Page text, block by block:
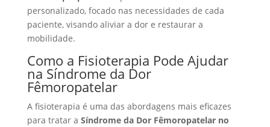
personalizado, focado nas necessidades de cada
paciente, visando aliviar a dor e restaurar a
mobilidade.
Como a Fisioterapia Pode Ajudar
na Síndrome da Dor
Fêmoropatelar
A fisioterapia é uma das abordagens mais eficazes
para tratar a Síndrome da Dor Fêmoropatelar no